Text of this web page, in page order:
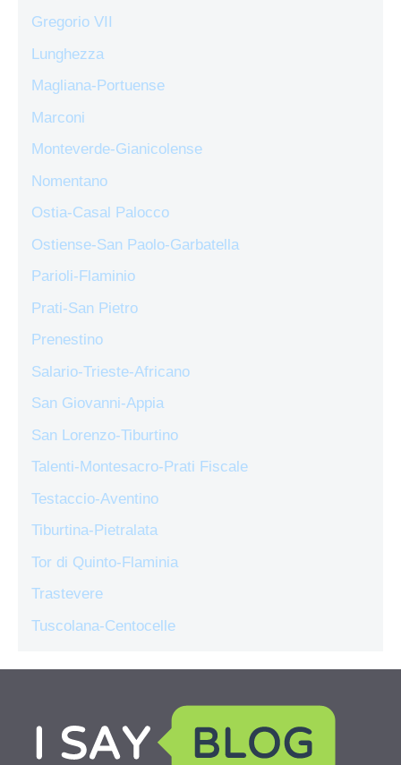
Gregorio VII
Lunghezza
Magliana-Portuense
Marconi
Monteverde-Gianicolense
Nomentano
Ostia-Casal Palocco
Ostiense-San Paolo-Garbatella
Parioli-Flaminio
Prati-San Pietro
Prenestino
Salario-Trieste-Africano
San Giovanni-Appia
San Lorenzo-Tiburtino
Talenti-Montesacro-Prati Fiscale
Testaccio-Aventino
Tiburtina-Pietralata
Tor di Quinto-Flaminia
Trastevere
Tuscolana-Centocelle